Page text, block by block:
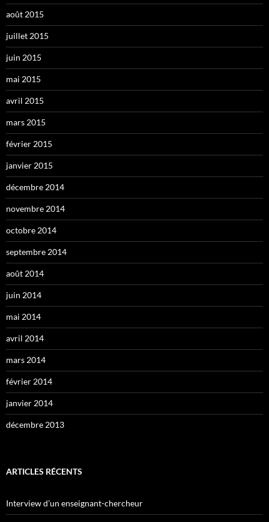
août 2015
juillet 2015
juin 2015
mai 2015
avril 2015
mars 2015
février 2015
janvier 2015
décembre 2014
novembre 2014
octobre 2014
septembre 2014
août 2014
juin 2014
mai 2014
avril 2014
mars 2014
février 2014
janvier 2014
décembre 2013
ARTICLES RÉCENTS
Interview d’un enseignant-chercheur